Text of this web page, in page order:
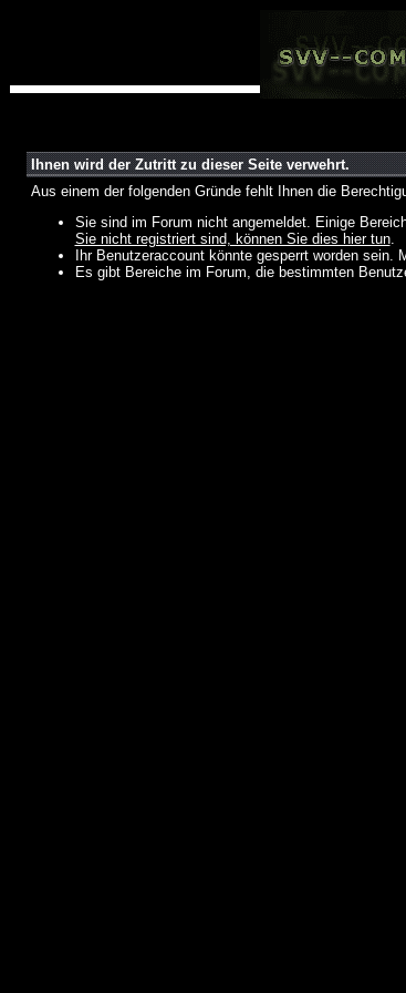
Ihnen wird der Zutritt zu dieser Seite verwehrt.
Aus einem der folgenden Gründe fehlt Ihnen die
Sie sind im Forum nicht angemeldet. Einige
Sie nicht registriert sind, können Sie dies hier tun.
Ihr Benutzeraccount könnte gesperrt worden
Es gibt Bereiche im Forum, die bestimmten